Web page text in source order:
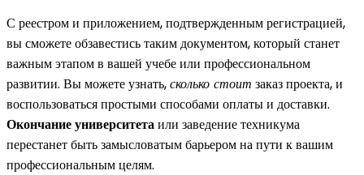
С реестром и приложением, подтвержденным регистрацией,
вы сможете обзавестись таким документом, который станет
важным этапом в вашей учебе или профессиональном
развитии. Вы можете узнать,сколько стоит заказ проекта, и
воспользоваться простыми способами оплаты и доставки.
Окончание университетаили заведение техникума
перестанет быть замысловатым барьером на пути к вашим
профессиональным целям.